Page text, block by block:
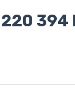
220 394